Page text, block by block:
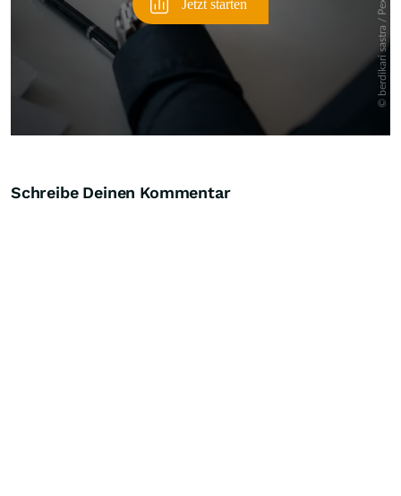
Schreibe Deinen Kommentar